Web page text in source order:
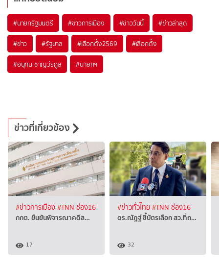
#นายกรัฐมนตรี #ข่าวการเมือง #ข่าววันนี้ #ข่าวล่าสุด
#ข่าว #รัฐบาล #เลือกตั้ง2569 #เลือกตั้ง
#อนุทิน ชาญวีรกูล #นายกฯ
ข่าวที่เกี่ยวข้อง
#ข่าวการเมือง#TNN ช่อง16
กกต. ยืนยันพิจารณาคดีส…
17
#ข่าวทั่วไทย#TNN ช่อง16
ดร.ณัฏฐ์ ชี้บัตรเลือก สว.ที่ถ…
32